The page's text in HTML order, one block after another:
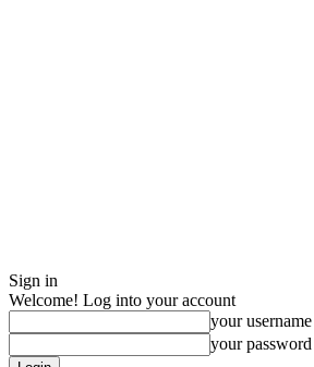
Sign in
Welcome! Log into your account
your username
your password